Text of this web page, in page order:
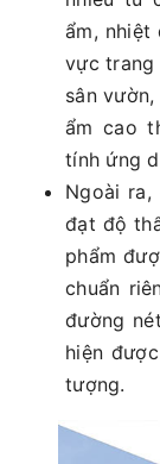
ẩm,
vực trang
sân
ẩm cao
tính ứng
Ngoài
đạt độ
phẩm
chuẩn
đường
hiện
tượng.